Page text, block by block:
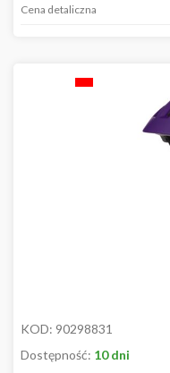
Cena detaliczna
KOD: 90298831
Dostępność: 10 dni